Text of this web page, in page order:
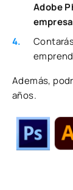
Adobe
Además,
años.